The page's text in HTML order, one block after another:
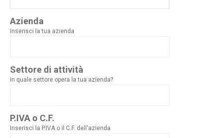
Azienda
Inserisci la tua azienda
Settore di attività
In quale settore opera la tua azienda?
P.IVA o C.F.
Inserisci la P.IVA o il C.F. dell'azienda